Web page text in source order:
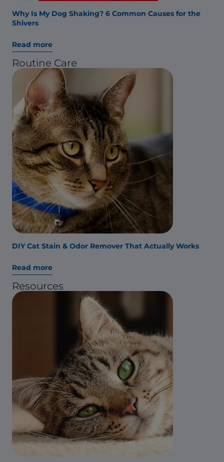
Why Is My Dog Shaking? 6 Common Causes for the
Shivers
Read more
Routine Care
DIY Cat Stain & Odor Remover That Actually Works
Read more
Resources